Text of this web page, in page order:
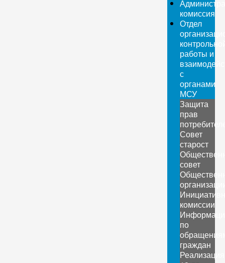
комиссия
Отдел
работы и
с
органами
МСУ
Защита
прав
Совет
старост
совет
комиссии
по
граждан
Реализация